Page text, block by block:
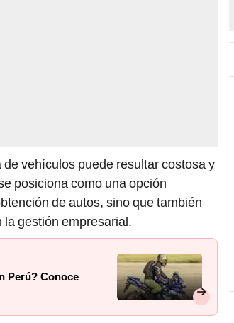
vehículos puede resultar costosa y
posiciona como una opción
de autos, sino que también
gestión empresarial.
Perú? Conoce